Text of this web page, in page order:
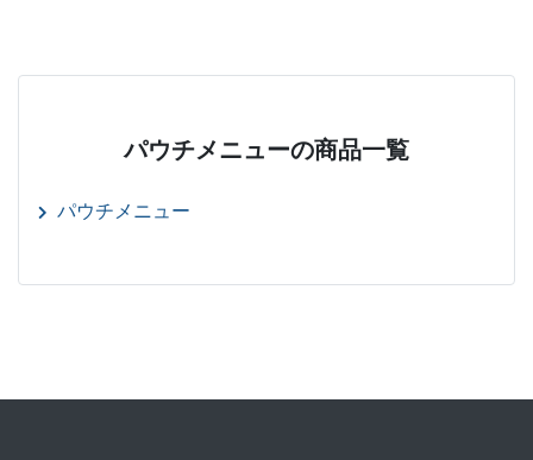
パウチメニューの商品一覧
パウチメニュー